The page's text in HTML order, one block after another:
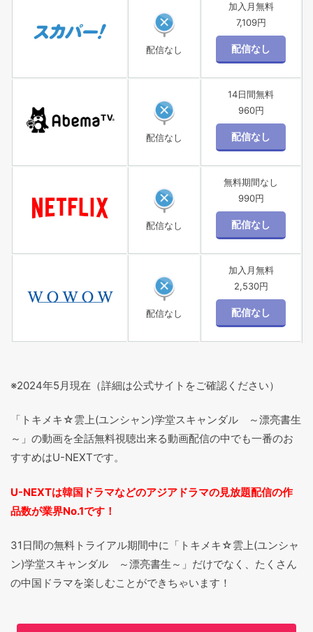
配信なし
加入月無料
7,109円
配信なし
14日間無料
960円
配信なし
無料期間なし
990円
配信なし
加入月無料
2,530円
※2024年5月現在（詳細は公式サイトをご確認ください）
「トキメキ☆雲上(ユンシャン)学堂スキャンダル ～漂亮書生
～」の動画を全話無料視聴出来る動画配信の中でも一番のお
すすめはU-NEXTです。
U-NEXTは韓国ドラマなどのアジアドラマの見放題配信の作
品数が業界No.1です！
31日間の無料トライアル期間中に「トキメキ☆雲上(ユンシャ
ン)学堂スキャンダル ～漂亮書生～」だけでなく、たくさん
の中国ドラマを楽しむことができちゃいます！